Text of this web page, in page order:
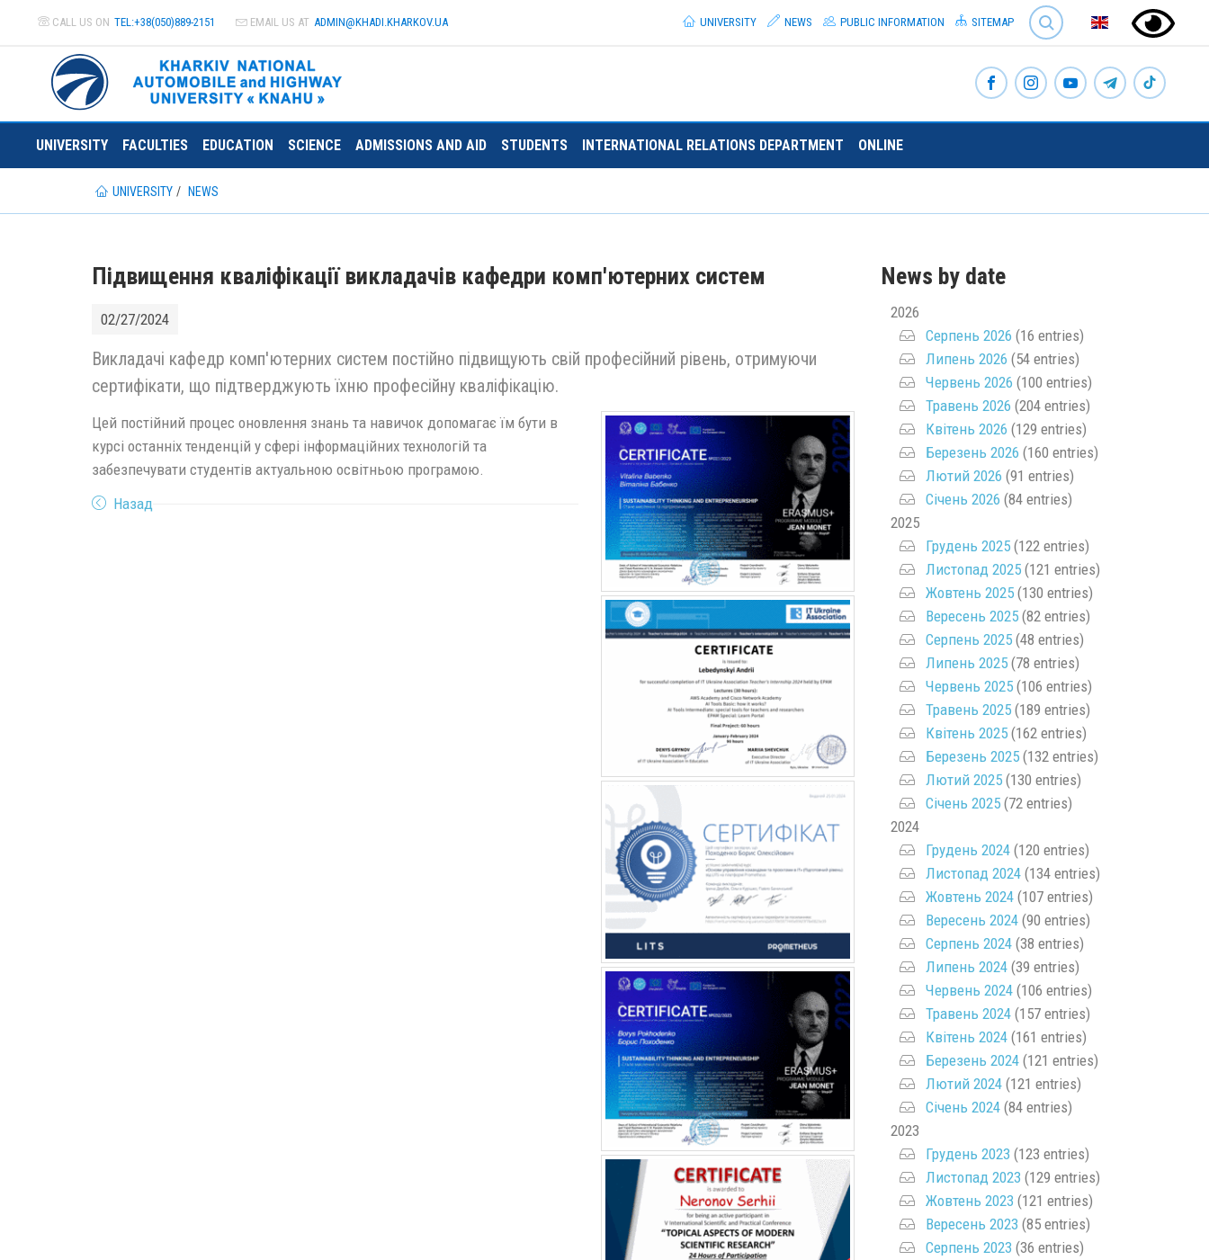
CALL US ON TEL:+38(050)889-2151 EMAIL US AT ADMIN@KHADI.KHARKOV.UA
SEARCH
UNIVERSITY
NEWS PUBLIC INFORMATION SITEMAP
UNIVERSITY FACULTIES EDUCATION SCIENCE ADMISSIONS AND AID STUDENTS INTERNATIONAL RELATIONS DEPARTMENT ONLINE
UNIVERSITY NEWS
Підвищення кваліфікації викладачів кафедри комп'ютерних систем
02/27/2024
Викладачі кафедр комп'ютерних систем постійно підвищують свій професійний рівень, отримуючи
сертифікати, що підтверджують їхню професійну кваліфікацію.
Цей постійний процес оновлення знань та навичок допомагає їм бути в
курсі останніх тенденцій у сфері інформаційних технологій та
забезпечувати студентів актуальною освітньою програмою.
Назад
News by date
2026
Серпень 2026 (16 entries)
Липень 2026 (54 entries)
Червень 2026 (100 entries)
Травень 2026 (204 entries)
Квітень 2026 (129 entries)
Березень 2026 (160 entries)
Лютий 2026 (91 entries)
Січень 2026 (84 entries)
2025
Грудень 2025(122 entries)
Листопад 2025(121 entries)
Жовтень 2025(130 entries)
Вересень 2025(82 entries)
Серпень 2025(48 entries)
Липень 2025(78 entries)
Червень 2025(106 entries)
Травень 2025(189 entries)
Квітень 2025(162 entries)
Березень 2025(132 entries)
Лютий 2025(130 entries)
Січень 2025(72 entries)
2024
Грудень 2024(120 entries)
Листопад 2024(134 entries)
Жовтень 2024(107 entries)
Вересень 2024(90 entries)
Серпень 2024(38 entries)
Липень 2024(39 entries)
Червень 2024(106 entries)
Травень 2024(157 entries)
Квітень 2024(161 entries)
Березень 2024(121 entries)
Лютий 2024(121 entries)
Січень 2024(84 entries)
2023
Грудень 2023 (123 entries)
Листопад 2023 (129 entries)
Жовтень 2023 (121 entries)
Вересень 2023 (85 entries)
Серпень 2023 (36 entries)